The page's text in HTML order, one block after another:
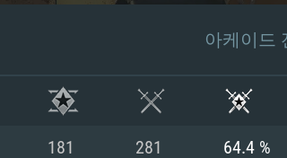
아케이드
181 281 64.4 %